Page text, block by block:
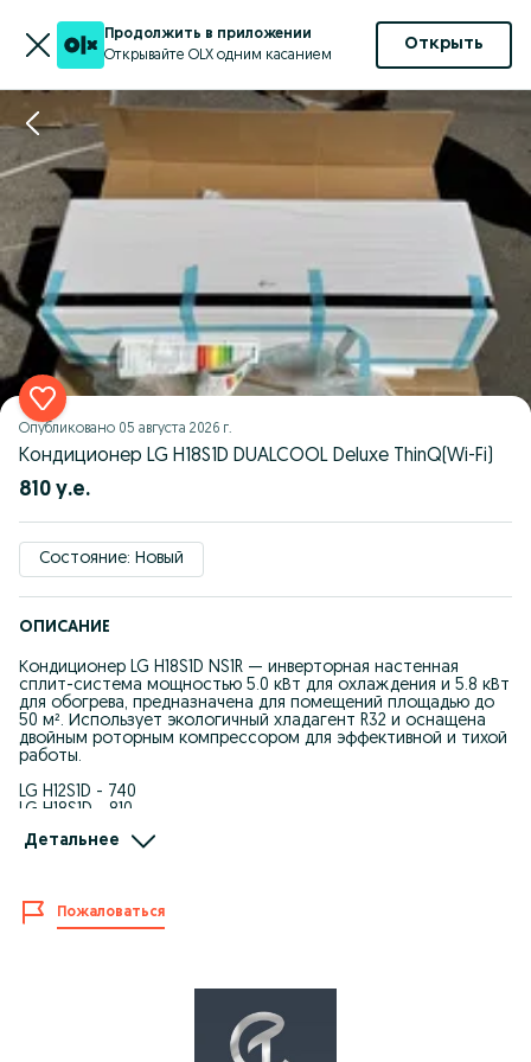
Продолжить в приложении
Открывайте OLX одним касанием
Открыть
Опубликовано 05 августа 2026 г.
Кондиционер LG H18S1D DUALCOOL Deluxe ThinQ(Wi-Fi)
810 у.е.
Состояние: Новый
ОПИСАНИЕ
Кондиционер LG H18S1D NS1R — инверторная настенная
сплит-система мощностью 5.0 кВт для охлаждения и 5.8 кВт
для обогрева, предназначена для помещений площадью до
50 м². Использует экологичный хладагент R32 и оснащена
двойным роторным компрессором для эффективной и тихой
работы.
LG H12S1D - 740
LG H18S1D - 810
регулирование мощности, экономию электроэнергии и
поддержание стабильной температуры.
• DUAL Inverter Compressor снижает вибрации и уровень шума.
• Ультрафиолетовая обработка UVnano повышает
• Режим комфортного сна Comfort Sleep автоматически
регулирует температуру для улучшения отдыха.
Детальнее
Пожаловаться